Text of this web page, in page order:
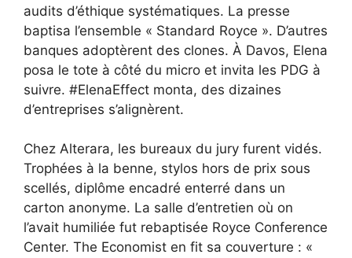
audits d’éthique systématiques. La presse
baptisa l’ensemble « Standard Royce ». D’autres
banques adoptèrent des clones. À Davos, Elena
posa le tote à côté du micro et invita les PDG à
suivre. #ElenaEffect monta, des dizaines
d’entreprises s’alignèrent.
Chez Alterara, les bureaux du jury furent vidés.
Trophées à la benne, stylos hors de prix sous
scellés, diplôme encadré enterré dans un
carton anonyme. La salle d’entretien où on
l’avait humiliée fut rebaptisée Royce Conference
Center. The Economist en fit sa couverture : «